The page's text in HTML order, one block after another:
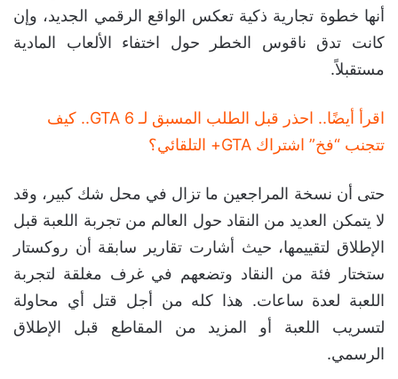
أنها خطوة تجارية ذكية تعكس الواقع الرقمي الجديد، وإن
كانت تدق ناقوس الخطر حول اختفاء الألعاب المادية
مستقبلاً.
اقرأ أيضًا.. احذر قبل الطلب المسبق لـ GTA 6.. كيف
تتجنب “فخ” اشتراك GTA+ التلقائي؟
حتى أن نسخة المراجعين ما تزال في محل شك كبير، وقد
لا يتمكن العديد من النقاد حول العالم من تجربة اللعبة قبل
الإطلاق لتقييمها، حيث أشارت تقارير سابقة أن روكستار
ستختار فئة من النقاد وتضعهم في غرف مغلقة لتجربة
اللعبة لعدة ساعات. هذا كله من أجل قتل أي محاولة
لتسريب اللعبة أو المزيد من المقاطع قبل الإطلاق
الرسمي.